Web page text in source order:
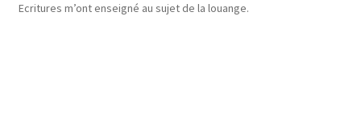
Ecritures m’ont enseigné au sujet de la louange.